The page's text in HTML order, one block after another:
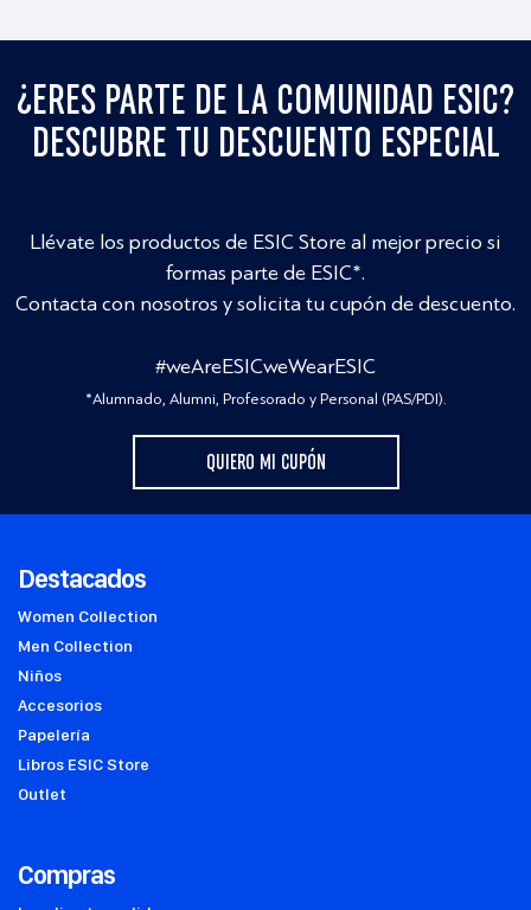
¿ERES PARTE DE LA COMUNIDAD ESIC?
DESCUBRE TU DESCUENTO ESPECIAL
Llévate los productos de ESIC Store al mejor precio si
formas parte de ESIC*.
Contacta con nosotros y solicita tu cupón de descuento.
#weAreESICweWearESIC
*Alumnado, Alumni, Profesorado y Personal (PAS/PDI).
QUIERO MI CUPÓN
Destacados
Women Collection
Men Collection
Niños
Accesorios
Papelería
Libros ESIC Store
Outlet
Compras